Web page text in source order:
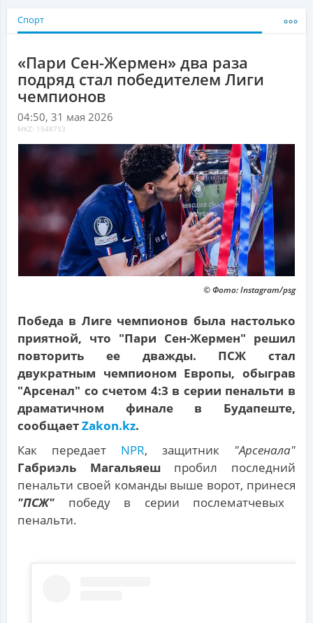
Спорт
«Пари Сен-Жермен» два раза
подряд стал победителем Лиги
чемпионов
04:50, 31 мая 2026
MKZ: 1548753
© Фото: Instagram/psg
Победа в Лиге чемпионов была настолько
приятной, что "Пари Сен-Жермен" решил
повторить ее дважды. ПСЖ стал
двукратным чемпионом Европы, обыграв
"Арсенал" со счетом 4:3 в серии пенальти в
драматичном финале в Будапеште,
сообщаетZakon.kz.
Как передает NPR, защитник "Арсенала"
Габриэль Магальяешпробил последний
пенальти своей команды выше ворот, принеся
"ПСЖ" победу в серии послематчевых
пенальти.